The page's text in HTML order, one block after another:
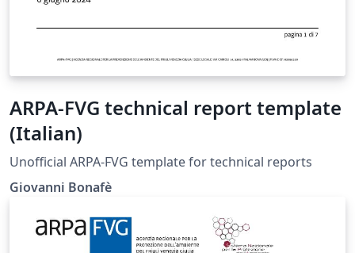
ARPA-FVG technical report template
(Italian)
Unofficial ARPA-FVG template for technical reports
Giovanni Bonafè